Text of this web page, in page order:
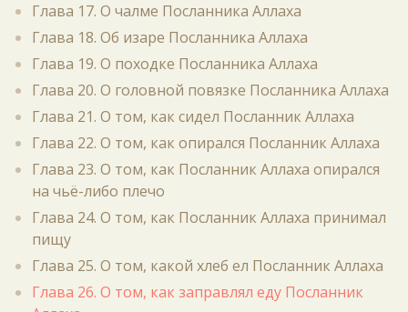
Глава 17. О чалме Посланника Аллаха
Глава 18. Об изаре Посланника Аллаха
Глава 19. О походке Посланника Аллаха
Глава 20. О головной повязке Посланника Аллаха
Глава 21. О том, как сидел Посланник Аллаха
Глава 22. О том, как опирался Посланник Аллаха
Глава 23. О том, как Посланник Аллаха опирался
на чьё-либо плечо
Глава 24. О том, как Посланник Аллаха принимал
пищу
Глава 25. О том, какой хлеб ел Посланник Аллаха
Глава 26. О том, как заправлял еду Посланник